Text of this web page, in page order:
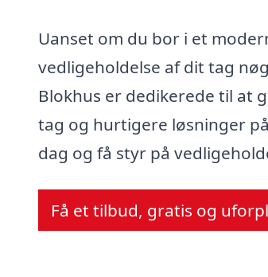
Uanset om du bor i et
vedligeholdelse af dit tag
Blokhus er dedikerede til at
tag og hurtigere løsninger
dag og få styr på
Få et tilbud, gratis og